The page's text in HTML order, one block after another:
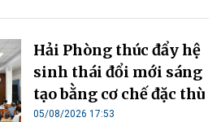
Hải Phòng thúc đẩy hệ
sinh thái đổi mới sáng
tạo bằng cơ chế đặc thù
05/08/2026 17:53